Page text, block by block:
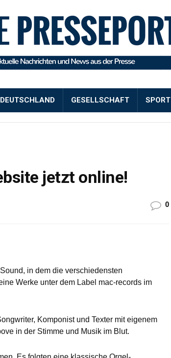
DEUTSCHLAND GESELLSCHAFT SPORT
jetzt online!
0
in dem die verschiedensten
Werke unter dem Label mac-records im
Komponist und Texter mit eigenem
in der Stimme und Musik im Blut.